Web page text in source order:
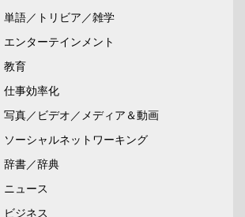
単語／トリビア／雑学
エンターテインメント
教育
仕事効率化
写真／ビデオ／メディア＆動画
ソーシャルネットワーキング
辞書／辞典
ニュース
ビジネス